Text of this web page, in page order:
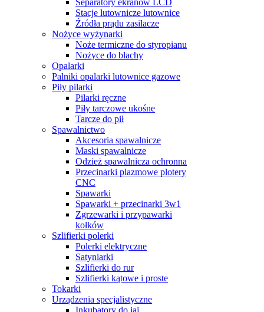
Stacje lutownicze lutownice
Źródła prądu zasilacze
Nożyce wyżynarki
Noże termiczne do styropianu
Nożyce do blachy
Opalarki
Palniki opalarki lutownice gazowe
Piły pilarki
Pilarki ręczne
Piły tarczowe ukośne
Tarcze do pił
Spawalnictwo
Akcesoria spawalnicze
Maski spawalnicze
Odzież spawalnicza ochronna
Przecinarki plazmowe plotery
CNC
Spawarki
Spawarki + przecinarki 3w1
Zgrzewarki i przypawarki
kołków
Szlifierki polerki
Polerki elektryczne
Satyniarki
Szlifierki do rur
Szlifierki kątowe i proste
Tokarki
Urządzenia specjalistyczne
Inkubatory do jaj